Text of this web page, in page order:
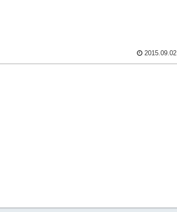
2015.09.02